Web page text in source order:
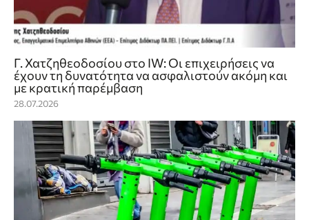
Γ. Χατζηθεοδοσίου στο IW: Οι επιχειρήσεις να
έχουν τη δυνατότητα να ασφαλιστούν ακόμη και
με κρατική παρέμβαση
28.07.2026